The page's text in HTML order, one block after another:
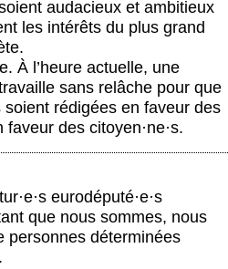
audacieux et ambitieux
les intérêts du plus grand
À l’heure actuelle, une
sans relâche pour que
soient rédigées en faveur des
faveur des citoyen·ne·s.
·e·s eurodéputé·e·s
que nous sommes, nous
personnes déterminées